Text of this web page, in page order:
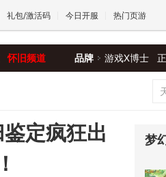
礼包/激活码 今日开服 热门页游
怀旧频道 品牌 游戏X博士
定疯狂出
梦